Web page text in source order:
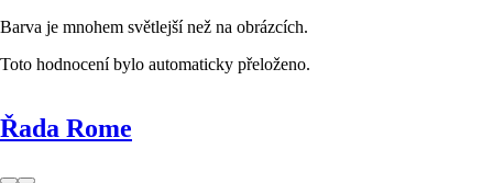
Barva je mnohem světlejší než na obrázcích.
Toto hodnocení bylo automaticky přeloženo.
Řada Rome